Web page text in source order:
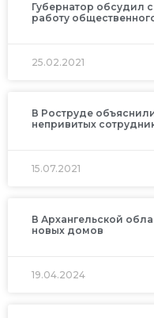
Губернатор обсудил
работу
25.02.2021
В Роструде
непривитых
15.07.2021
В Архангельской
новых домов
19.04.2024